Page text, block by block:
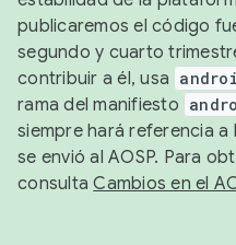
publicaremos el código
segundo y cuarto
contribuir a él, usa
rama del manifiesto
siempre hará referencia a
se envió al AOSP. Para
consultaCambios en el